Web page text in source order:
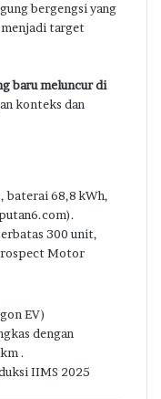
bergengsi yang
target
baru meluncur di
konteks dan
baterai 68,8 kWh,
).
300 unit,
Motor
EV)
dengan
.
IIMS 2025